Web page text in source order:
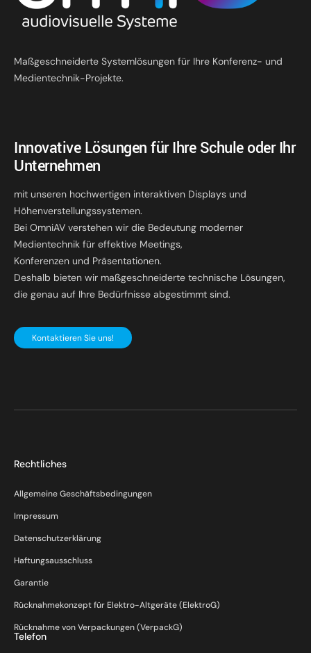
Maßgeschneiderte Systemlösungen für Ihre Konferenz- und
Medientechnik-Projekte.
Innovative Lösungen für Ihre Schule oder Ihr
Unternehmen
mit unseren hochwertigen interaktiven Displays und
Höhenverstellungssystemen.
Bei OmniAV verstehen wir die Bedeutung moderner
Medientechnik für effektive Meetings,
Konferenzen und Präsentationen.
Deshalb bieten wir maßgeschneiderte technische Lösungen,
die genau auf Ihre Bedürfnisse abgestimmt sind.
Kontaktieren Sie uns!
Rechtliches
Allgemeine Geschäftsbedingungen
Impressum
Datenschutzerklärung
Haftungsausschluss
Garantie
Rücknahmekonzept für Elektro-Altgeräte (ElektroG)
Rücknahme von Verpackungen (VerpackG)
Telefon